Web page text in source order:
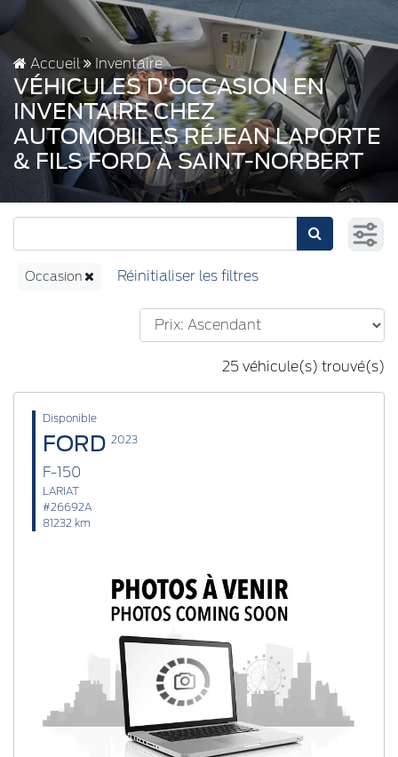
Accueil Inventaire
VÉHICULES D'OCCASION EN
INVENTAIRE CHEZ
AUTOMOBILES RÉJEAN LAPORTE
& FILS FORD À SAINT-NORBERT
Occasion
25 véhicule(s) trouvé(s)
Disponible
FORD 2023
F-150
LARIAT
#26692A
81232 km